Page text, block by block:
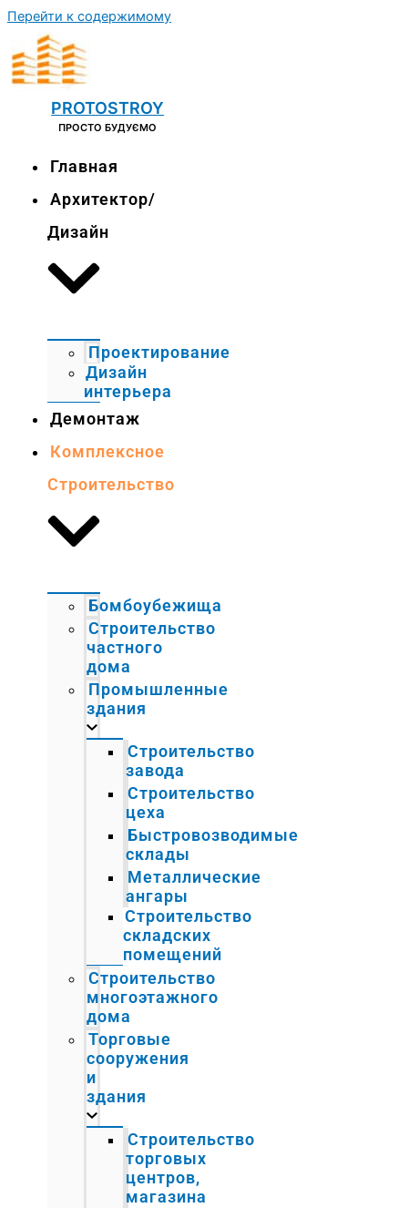
Перейти к содержимому
PROTOSTROY
ПРОСТО БУДУЄМО
Главная
Архитектор/
Дизайн
Проектирование
Дизайн
интерьера
Демонтаж
Комплексное
Строительство
Бомбоубежища
Строительство
частного
дома
Промышленные
здания
Строительство
завода
Строительство
цеха
Быстровозводимые
склады
Металлические
ангары
Строительство
складских
помещений
Строительство
многоэтажного
дома
Торговые
сооружения
и
здания
Строительство
торговых
центров,
магазина